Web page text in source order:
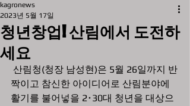
청년창업! 산림에서 도전하
세요
kagronews
2023년 5월 17일
짝이고 참신한 아이디어로 산림분야에
활기를 불어넣을 2･30대 청년을 대상으